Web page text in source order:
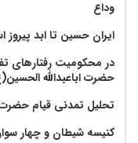
وداع
ایران حسین تا ابد
در محکومیت رفتارهای
حضرت اباعبدالله
تحلیل تمدنی قیام حضرت
کنیسه شیطان و چهار سوار